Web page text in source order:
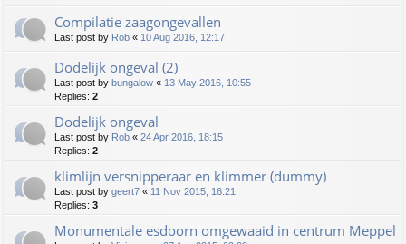
Compilatie zaagongevallen
Last post by Rob « 10 Aug 2016, 12:17
Dodelijk ongeval (2)
Last post by bungalow « 13 May 2016, 10:55
Replies: 2
Dodelijk ongeval
Last post by Rob « 24 Apr 2016, 18:15
Replies: 2
klimlijn versnipperaar en klimmer (dummy)
Last post by geert7 « 11 Nov 2015, 16:21
Replies: 3
Monumentale esdoorn omgewaaid in centrum Meppel